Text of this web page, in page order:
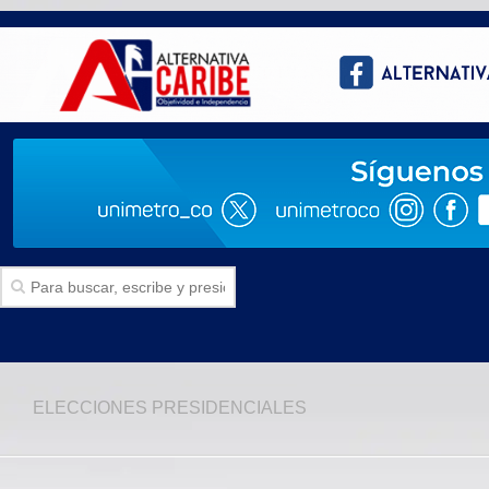
Politica
ELECCIONES PRESIDENCIALES